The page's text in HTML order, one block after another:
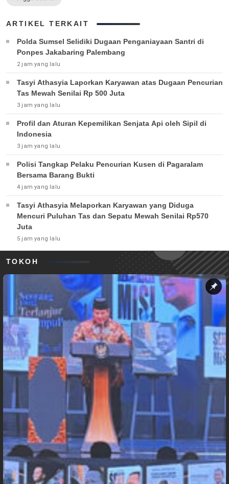
ARTIKEL TERKAIT
Polda Sumsel Selidiki Dugaan Penganiayaan Santri di
Ponpes Jakabaring Palembang
2 jam yang lalu
Tasyi Athasyia Laporkan Karyawan atas Dugaan Pencurian
Tas Mewah Senilai Rp 500 Juta
3 jam yang lalu
Profil dan Aturan Kepemilikan Senjata Api oleh Sipil di
Indonesia
3 jam yang lalu
Polisi Tangkap Pelaku Pencurian Kusen di Pagaralam
Bersama Barang Bukti
4 jam yang lalu
Tasyi Athasyia Melaporkan Karyawan yang Diduga
Mencuri Puluhan Tas dan Sepatu Mewah Senilai Rp570
Juta
5 jam yang lalu
TOKOH